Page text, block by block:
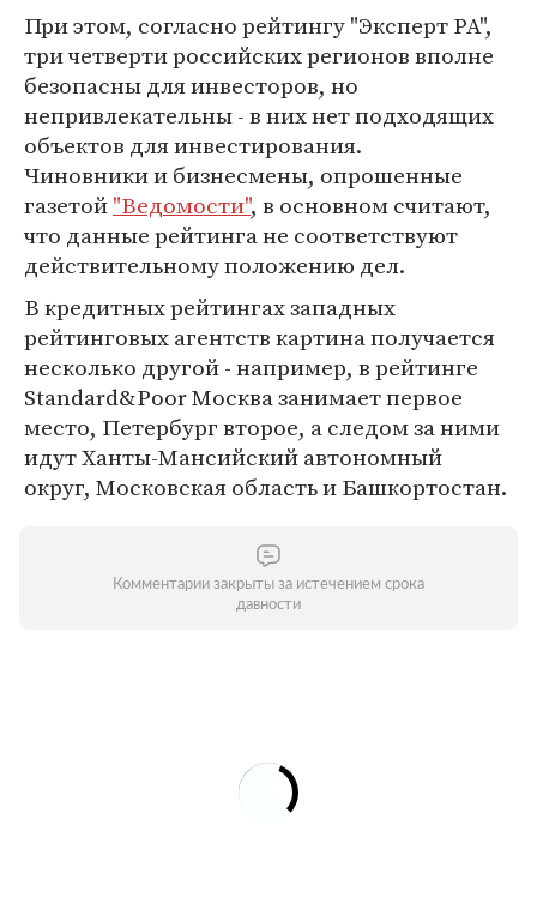
При этом, согласно рейтингу "Эксперт РА",
три четверти российских регионов вполне
безопасны для инвесторов, но
непривлекательны - в них нет подходящих
объектов для инвестирования.
Чиновники и бизнесмены, опрошенные
газетой"Ведомости", в основном считают,
что данные рейтинга не соответствуют
действительному положению дел.
В кредитных рейтингах западных
рейтинговых агентств картина получается
несколько другой - например, в рейтинге
Standard&Poor Москва занимает первое
место, Петербург второе, а следом за ними
идут Ханты-Мансийский автономный
округ, Московская область и Башкортостан.
Комментарии закрыты за истечением срока
давности